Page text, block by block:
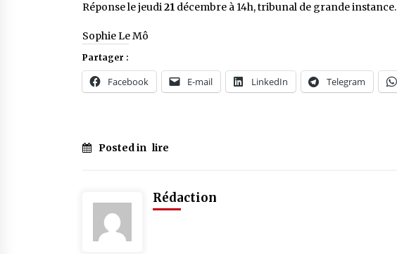
Réponse le jeudi21 décembre à 14h, tribunal de grande instance.
Sophie Le Mô
Partager :
Facebook E-mail LinkedIn Telegram
Posted in lire
Rédaction